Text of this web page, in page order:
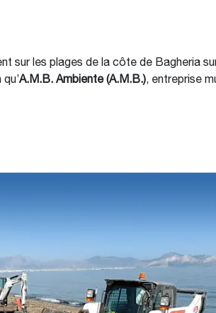
sur les plages de la côte de Bagheria
A.M.B. Ambiente (A.M.B.), entreprise